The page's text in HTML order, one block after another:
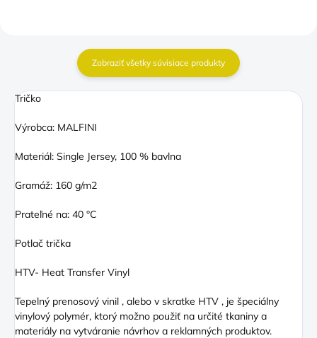
Zobraziť všetky súvisiace produkty
Tričko
Výrobca: MALFINI
Materiál: Single Jersey, 100 % bavlna
Gramáž: 160 g/m2
Prateľné na: 40 °C
Potlač trička
HTV- Heat Transfer Vinyl
Tepelný prenosový vinil , alebo v skratke HTV , je špeciálny
vinylový polymér, ktorý možno použiť na určité tkaniny a
materiály na vytváranie návrhov a reklamných produktov.